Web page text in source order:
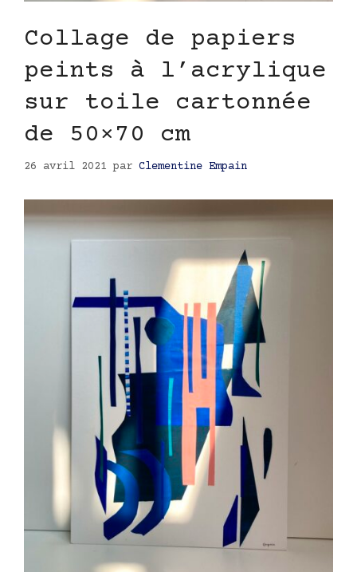
Collage de papiers
peints à l’acrylique
sur toile cartonnée
de 50×70 cm
26 avril 2021 par Clementine Empain